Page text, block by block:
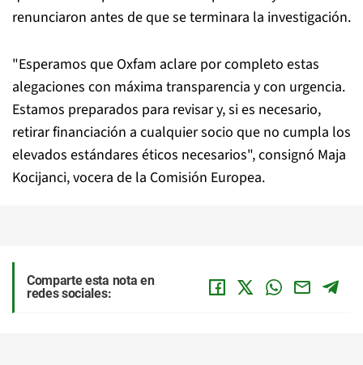
renunciaron antes de que se terminara la investigación.
"Esperamos que Oxfam aclare por completo estas
alegaciones con máxima transparencia y con urgencia.
Estamos preparados para revisar y, si es necesario,
retirar financiación a cualquier socio que no cumpla los
elevados estándares éticos necesarios", consignó Maja
Kocijanci, vocera de la Comisión Europea.
Comparte esta nota en
redes sociales: